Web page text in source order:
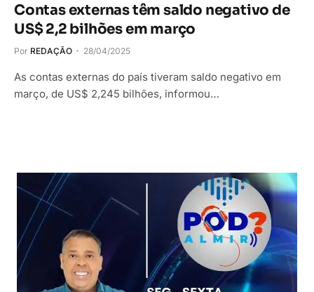
Contas externas têm saldo negativo de
US$ 2,2 bilhões em março
Por REDAÇÃO 28/04/2025
As contas externas do país tiveram saldo negativo em
março, de US$ 2,245 bilhões, informou…